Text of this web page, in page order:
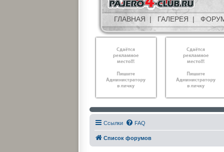
ГЛАВНАЯ | ГАЛЕРЕЯ |
Ссылки FAQ
Список форумов